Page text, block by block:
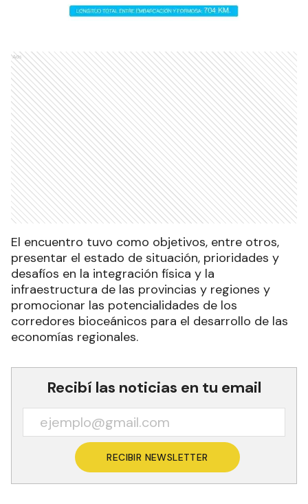
Ads
El encuentro tuvo como objetivos, entre otros,
presentar el estado de situación, prioridades y
desafíos en la integración física y la
infraestructura de las provincias y regiones y
promocionar las potencialidades de los
corredores bioceánicos para el desarrollo de las
economías regionales.
Recibí las noticias en tu email
RECIBIR NEWSLETTER